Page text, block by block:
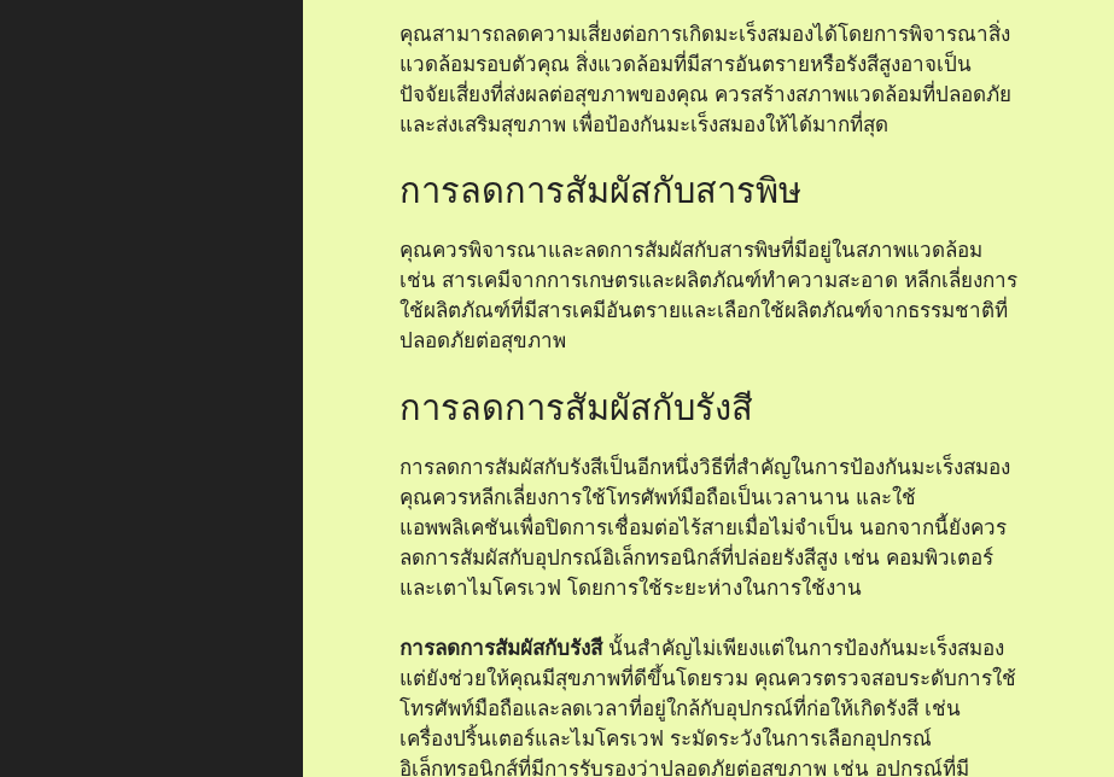
คุณสามารถลดความเสี่ยงต่อการเกิดมะเร็งสมองได้โดยการพิจารณาสิ่ง
แวดล้อมรอบตัวคุณ สิ่งแวดล้อมที่มีสารอันตรายหรือรังสีสูงอาจเป็น
ปัจจัยเสี่ยงที่ส่งผลต่อสุขภาพของคุณ ควรสร้างสภาพแวดล้อมที่ปลอดภัย
และส่งเสริมสุขภาพ เพื่อป้องกันมะเร็งสมองให้ได้มากที่สุด
การลดการสัมผัสกับสารพิษ
คุณควรพิจารณาและลดการสัมผัสกับสารพิษที่มีอยู่ในสภาพแวดล้อม
เช่น สารเคมีจากการเกษตรและผลิตภัณฑ์ทำความสะอาด หลีกเลี่ยงการ
ใช้ผลิตภัณฑ์ที่มีสารเคมีอันตรายและเลือกใช้ผลิตภัณฑ์จากธรรมชาติที่
ปลอดภัยต่อสุขภาพ
การลดการสัมผัสกับรังสี
การลดการสัมผัสกับรังสีเป็นอีกหนึ่งวิธีที่สำคัญในการป้องกันมะเร็งสมอง
คุณควรหลีกเลี่ยงการใช้โทรศัพท์มือถือเป็นเวลานาน และใช้
แอพพลิเคชันเพื่อปิดการเชื่อมต่อไร้สายเมื่อไม่จำเป็น นอกจากนี้ยังควร
ลดการสัมผัสกับอุปกรณ์อิเล็กทรอนิกส์ที่ปล่อยรังสีสูง เช่น คอมพิวเตอร์
และเตาไมโครเวฟ โดยการใช้ระยะห่างในการใช้งาน
การลดการสัมผัสกับรังสีนั้นสำคัญไม่เพียงแต่ในการป้องกันมะเร็งสมอง
แต่ยังช่วยให้คุณมีสุขภาพที่ดีขึ้นโดยรวม คุณควรตรวจสอบระดับการใช้
โทรศัพท์มือถือและลดเวลาที่อยู่ใกล้กับอุปกรณ์ที่ก่อให้เกิดรังสี เช่น
เครื่องปริ้นเตอร์และไมโครเวฟ ระมัดระวังในการเลือกอุปกรณ์
อิเล็กทรอนิกส์ที่มีการรับรองว่าปลอดภัยต่อสุขภาพ เช่น อุปกรณ์ที่มี